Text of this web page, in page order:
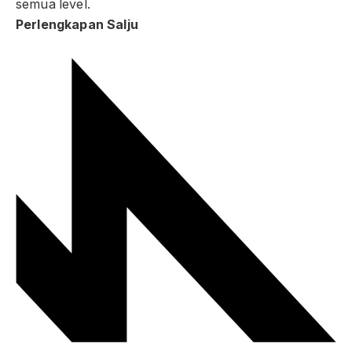
semua level.
Perlengkapan Salju